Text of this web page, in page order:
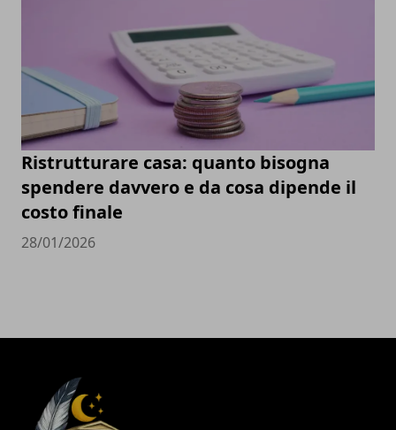
Ristrutturare casa: quanto bisogna
spendere davvero e da cosa dipende il
costo finale
28/01/2026